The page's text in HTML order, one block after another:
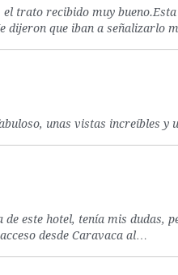
trato recibido muy
dijeron que iban a señalizarlo
unas vistas increíbles y
este hotel, tenía mis dudas,
desde Caravaca al…